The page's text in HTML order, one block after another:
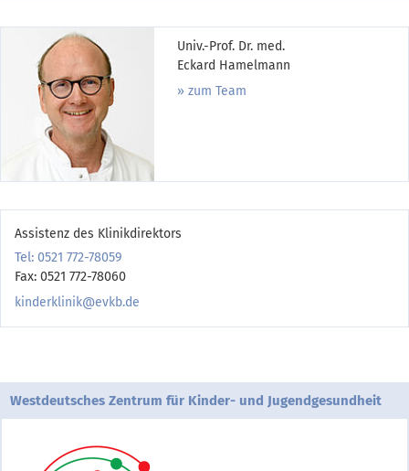
Univ.-Prof. Dr. med.
Eckard Hamelmann
zum Team
Assistenz des Klinikdirektors
Tel: 0521 772-78059
Fax: 0521 772-78060
kinderklinik@evkb.de
Westdeutsches Zentrum für Kinder- und Jugendgesundheit